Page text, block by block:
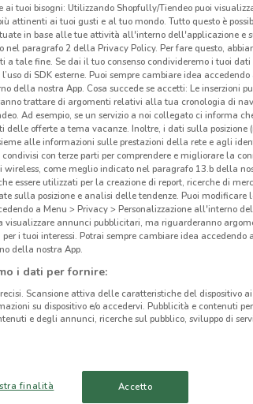
tuoi bisogni: Utilizzando Shopfully/Tiendeo puoi
attinenti ai tuoi gusti e al tuo mondo. Tutto questo è
in base alle tue attività all'interno dell'applicazione e
paragrafo 2 della Privacy Policy. Per fare questo,
a tale fine. Se dai il tuo consenso condivideremo i tuoi dati
di SDK esterne. Puoi sempre cambiare idea accedendo
della nostra App. Cosa succede se accetti: Le inserzioni
trattare di argomenti relativi alla tua cronologia di
Ad esempio, se un servizio a noi collegato ci informa
delle offerte a tema vacanze. Inoltre, i dati sulla posizione
alle informazioni sulle prestazioni della rete e agli
condivisi con terze parti per comprendere e migliorare la
wireless, come meglio indicato nel paragrafo 13.b della
essere utilizzati per la creazione di report, ricerche di
sulla posizione e analisi delle tendenze. Puoi modificare
a Menu > Privacy > Personalizzazione all'interno
visualizzare annunci pubblicitari, ma riguarderanno
i tuoi interessi. Potrai sempre cambiare idea accedendo
della nostra App.
i dati per fornire:
Scansione attiva delle caratteristiche del dispositivo
su dispositivo e/o accedervi. Pubblicità e contenuti
e degli annunci, ricerche sul pubblico, sviluppo di
finalità Accetto